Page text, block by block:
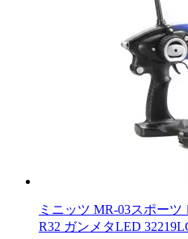
ミニッツ MR-03スポー
R32 ガンメタLED